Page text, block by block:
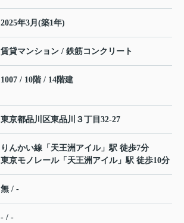
2025年3月(築1年)
賃貸マンション / 鉄筋コンクリート
1007 / 10階 / 14階建
東京都品川区東品川 ３丁目32-27
りんかい線 「 天王洲アイル」駅 徒歩7分
東京モノレール「 天王洲アイル」駅 徒歩10分
無 / -
- / -